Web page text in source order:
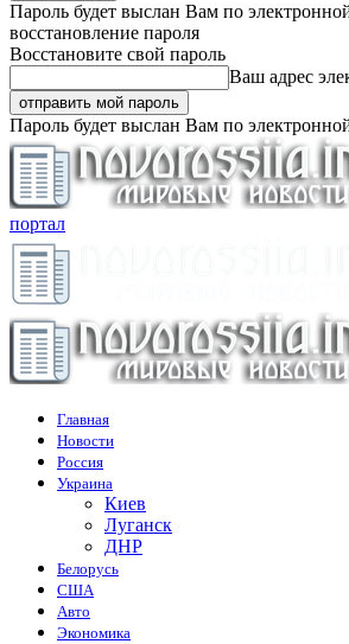
Пароль будет выслан Вам по
восстановление пароля
Восстановите свой пароль
Ваш адрес
Пароль будет выслан Вам по
портал
Главная
Новости
Россия
Украина
Киев
Луганск
ДНР
Белорусь
США
Авто
Экономика